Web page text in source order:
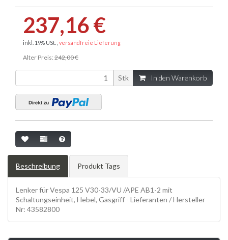
237,16 €
inkl. 19% USt. , versandfreie Lieferung
Alter Preis: 242,00 €
Stk In den Warenkorb
Beschreibung Produkt Tags
Lenker für Vespa 125 V30-33/VU /APE AB1-2 mit
Schaltungseinheit, Hebel, Gasgriff - Lieferanten / Hersteller
Nr: 43582800